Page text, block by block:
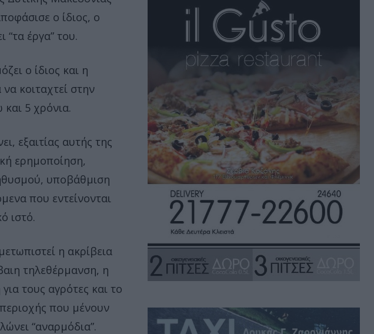
ο ίδιος, ο
έργα” του.
ο ίδιος και η
κοιταχτεί στην
5 χρόνια.
εξαιτίας αυτής της
ερημοποίηση,
υποβάθμιση
που εντείνονται
ιστό.
η ακρίβεια
τηλεθέρμανση, η
τους αγρότες και το
που μένουν
“αναρμόδια”.